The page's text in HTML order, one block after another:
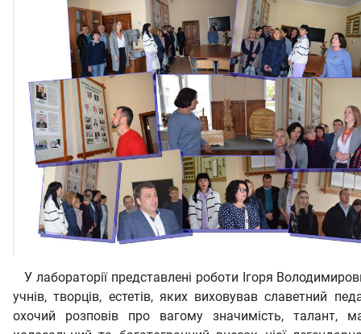
У лабораторії представлені роботи Ігоря
учнів, творців, естетів, яких виховував славетний
охочий розповів про вагому значимість, талант,